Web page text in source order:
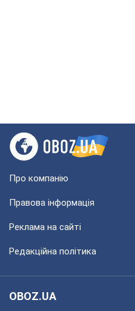
Про компанію
Правова інформація
Реклама на сайті
Редакційна політика
OBOZ.UA